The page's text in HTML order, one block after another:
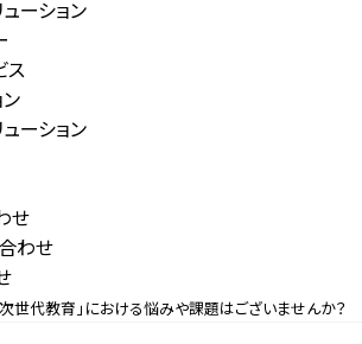
ーション
ス
ーション
せ
わせ
次世代教育」における悩みや課題はございませんか？